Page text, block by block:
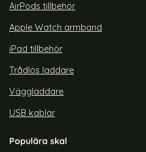
AirPods tillbehör
Apple Watch armband
iPad tillbehör
Trådlös laddare
Väggladdare
USB kablar
Populära skal